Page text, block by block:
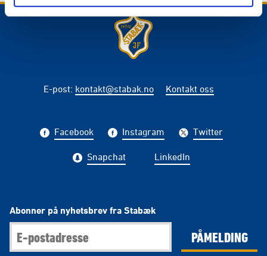
E-post: kontakt@stabak.no Kontakt oss
Facebook Instagram Twitter
Snapchat LinkedIn
Abonner på nyhetsbrev fra Stabæk
PÅMELDING